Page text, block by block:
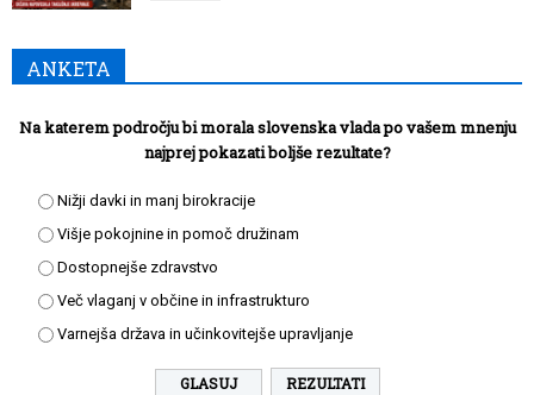
ANKETA
Na katerem področju bi morala slovenska vlada po vašem mnenju
najprej pokazati boljše rezultate?
Nižji davki in manj birokracije
Višje pokojnine in pomoč družinam
Dostopnejše zdravstvo
Več vlaganj v občine in infrastrukturo
Varnejša država in učinkovitejše upravljanje
REZULTATI